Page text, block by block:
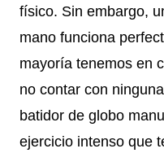
físico. Sin embargo,
mano funciona
mayoría tenemos en
no contar con
batidor de globo
ejercicio intenso que